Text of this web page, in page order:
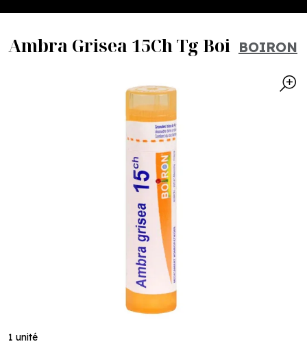
Ambra Grisea 15Ch Tg Boi BOIRON
1 unité